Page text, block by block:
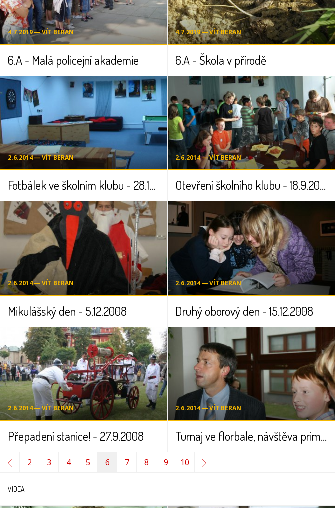
4.7.2019 ― VÍT BERAN
6.A - Malá policejní akademie
4.7.2019 ― VÍT BERAN
6.A - Škola v přírodě
2.6.2014 ― VÍT BERAN
Fotbálek ve školním klubu - 28.10.2008
2.6.2014 ― VÍT BERAN
Otevření školního klubu - 18.9.2008
2.6.2014 ― VÍT BERAN
Mikulášský den - 5.12.2008
2.6.2014 ― VÍT BERAN
Druhý oborový den - 15.12.2008
2.6.2014 ― VÍT BERAN
Přepadení stanice! - 27.9.2008
2.6.2014 ― VÍT BERAN
Turnaj ve florbale, návštěva primátora - 20.9.2008
2 3 4 5 6 7 8 9 10
VIDEA